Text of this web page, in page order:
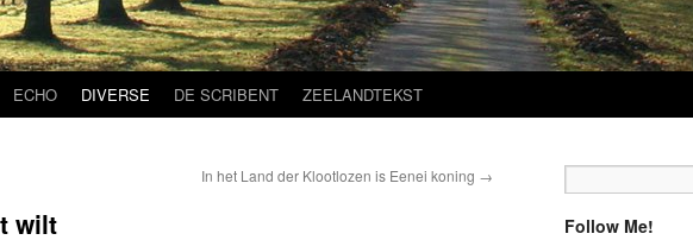
ECHO DIVERSE DE SCRIBENT ZEELANDTEKST
In het Land der Klootlozen is Eenei koning →
wilt Follow Me!